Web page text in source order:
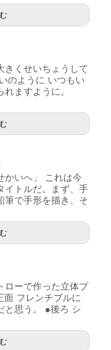
きくせいちょうして
のように いつもい
ますように。
かいへ」 これは今
イトルだ。まず、手
筆で手形を描き、そ
ローで作った立体プ
面 フレンチブルに
と思う。 ●後ろ シ